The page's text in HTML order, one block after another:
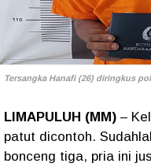
Tersangka Hanafi (26) diringkus
LIMAPULUH (MM) –
patut dicontoh.
bonceng tiga, pria ini